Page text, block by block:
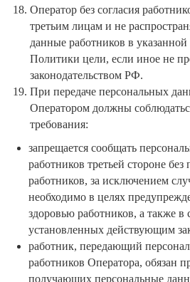
Оператор без согласия
третьим лицам и не
данные работников в
Политики цели, если иное не
законодательством РФ.
При передаче персональных
Оператором должны
требования:
запрещается сообщать
работников третьей стороне без
работников, за исключением
необходимо в целях
здоровью работников, а также в
установленных действующим
работник, передающий
работников Оператора, обязан
получающих персональные